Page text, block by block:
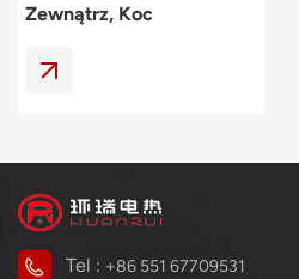
Zewnątrz, Koc
Tel : +86 551 67709531